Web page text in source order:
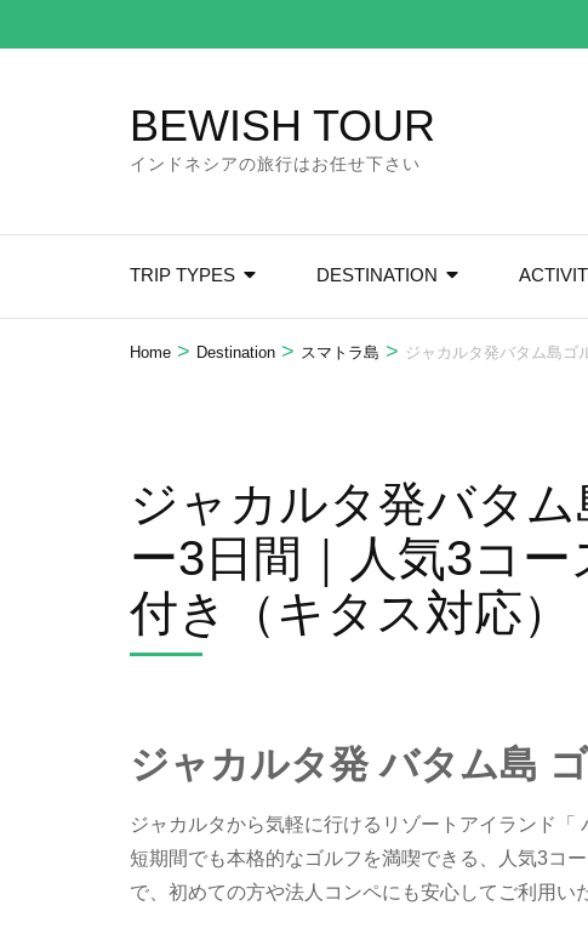
to
BEWISH TOUR
インドネシアの旅行はお任せ下さい
TRIP TYPES DESTINATION
Home > Destination > スマトラ島 > ジャカルタ発バタム島ゴ
ジャカルタ発バタ
ー3日間｜人気3コー
付き（キタス対応）
ジャカルタ発 バタム島
ジャカルタから気軽に行けるリゾートアイランド「
短期間でも本格的なゴルフを満喫できる、人気3コ
で、初めての方や法人コンペにも安心してご利用い